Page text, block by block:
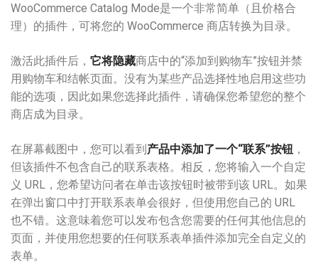
WooCommerce Catalog Mode是一个非常简单（且价格合
理）的插件，可将您的 WooCommerce 商店转换为目录。
激活此插件后， 它将隐藏商店中的“添加到购物车”按钮并禁
用购物车和结帐页面。没有为某些产品选择性地启用这些功
能的选项，因此如果您选择此插件，请确保您希望您的整个
商店成为目录。
在屏幕截图中，您可以看到产品中添加了一个“联系”按钮 ，
但该插件不包含自己的联系表格。相反，您将输入一个自定
义 URL，您希望访问者在单击该按钮时被带到该 URL。如果
在弹出窗口中打开联系表单会很好，但使用您自己的 URL
也不错。这意味着您可以发布包含您需要的任何其他信息的
页面，并使用您想要的任何联系表单插件添加完全自定义的
表单。